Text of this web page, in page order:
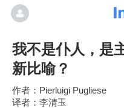
我不是仆人，是
新比喻？
Pierluigi Pugliese
李清玉